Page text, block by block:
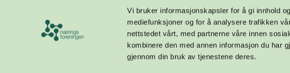
Vi bruker informasjonskapsler for å gi innhold
mediefunksjoner og for å analysere trafikken
nettstedet vårt, med partnerne våre innen
kombinere den med annen informasjon du har
gjennom din bruk av tjenestene deres.